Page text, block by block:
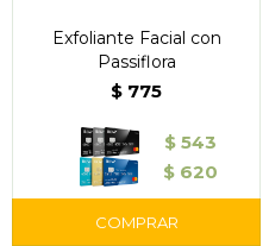
Exfoliante Facial con
Passiflora
$ 775
$ 543
$ 620